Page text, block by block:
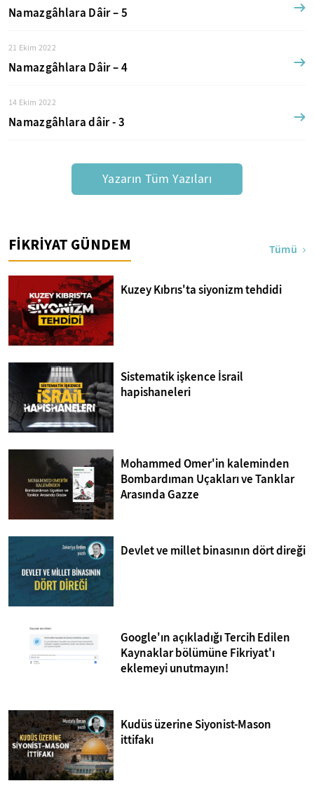
Namazgâhlara Dâir – 5
21 Ekim 2022
Namazgâhlara Dâir – 4
14 Ekim 2022
Namazgâhlara dâir - 3
Yazarın Tüm Yazıları
FİKRİYAT GÜNDEM Tümü
Kuzey Kıbrıs'ta siyonizm tehdidi
Sistematik işkence İsrail
hapishaneleri
Mohammed Omer'in kaleminden
Bombardıman Uçakları ve Tanklar
Arasında Gazze
Devlet ve millet binasının dört direği
Google'ın açıkladığı Tercih Edilen
Kaynaklar bölümüne Fikriyat'ı
eklemeyi unutmayın!
Kudüs üzerine Siyonist-Mason
ittifakı